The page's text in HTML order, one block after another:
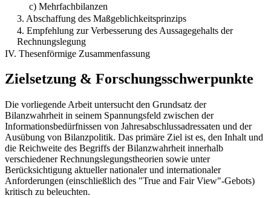
c) Mehrfachbilanzen
3. Abschaffung des Maßgeblichkeitsprinzips
4. Empfehlung zur Verbesserung des Aussagegehalts der
Rechnungslegung
IV. Thesenförmige Zusammenfassung
Zielsetzung & Forschungsschwerpunkte
Die vorliegende Arbeit untersucht den Grundsatz der
Bilanzwahrheit in seinem Spannungsfeld zwischen der
Informationsbedürfnissen von Jahresabschlussadressaten und der
Ausübung von Bilanzpolitik. Das primäre Ziel ist es, den Inhalt und
die Reichweite des Begriffs der Bilanzwahrheit innerhalb
verschiedener Rechnungslegungstheorien sowie unter
Berücksichtigung aktueller nationaler und internationaler
Anforderungen (einschließlich des "True and Fair View"-Gebots)
kritisch zu beleuchten.